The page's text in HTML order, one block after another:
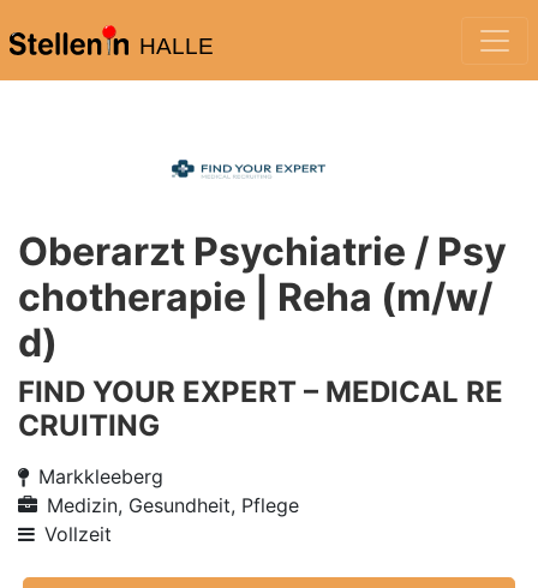
HALLE
Oberarzt Psychiatrie / Psy
chotherapie | Reha (m/w/
d)
FIND YOUR EXPERT – MEDICAL RE
CRUITING
Markkleeberg
Medizin, Gesundheit, Pflege
Vollzeit